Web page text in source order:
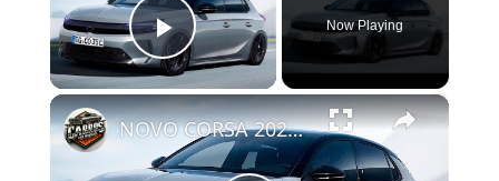
Play Video
Now Playing
×
NOVO CORSA 2024 É REVELADO COM ATUALIZAÇÕES NO VISUAL